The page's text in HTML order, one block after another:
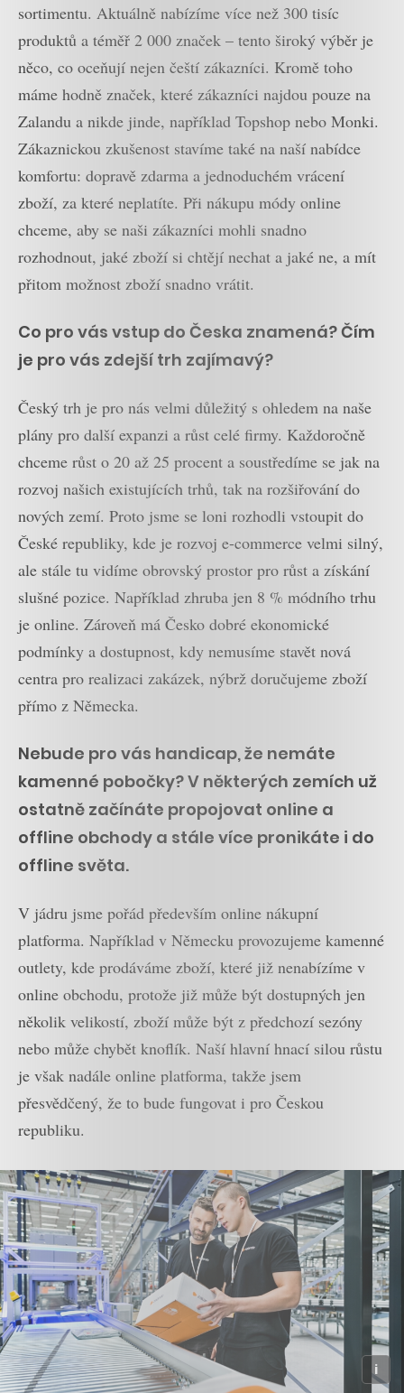
sortimentu. Aktuálně nabízíme více než 300 tisíc
produktů a téměř 2 000 značek – tento široký výběr je
něco, co oceňují nejen čeští zákazníci. Kromě toho
máme hodně značek, které zákazníci najdou pouze na
Zalandu a nikde jinde, například Topshop nebo Monki.
Zákaznickou zkušenost stavíme také na naší nabídce
komfortu: dopravě zdarma a jednoduchém vrácení
zboží, za které neplatíte. Při nákupu módy online
chceme, aby se naši zákazníci mohli snadno
rozhodnout, jaké zboží si chtějí nechat a jaké ne, a mít
přitom možnost zboží snadno vrátit.
Co pro vás vstup do Česka znamená? Čím
je pro vás zdejší trh zajímavý?
Český trh je pro nás velmi důležitý s ohledem na naše
plány pro další expanzi a růst celé firmy. Každoročně
chceme růst o 20 až 25 procent a soustředíme se jak na
rozvoj našich existujících trhů, tak na rozšiřování do
nových zemí. Proto jsme se loni rozhodli vstoupit do
České republiky, kde je rozvoj e-commerce velmi silný,
ale stále tu vidíme obrovský prostor pro růst a získání
slušné pozice. Například zhruba jen 8 % módního trhu
je online. Zároveň má Česko dobré ekonomické
podmínky a dostupnost, kdy nemusíme stavět nová
centra pro realizaci zakázek, nýbrž doručujeme zboží
přímo z Německa.
Nebude pro vás handicap, že nemáte
kamenné pobočky? V některých zemích už
ostatně začínáte propojovat online a
offline obchody a stále více pronikáte i do
offline světa.
V jádru jsme pořád především online nákupní
platforma. Například v Německu provozujeme kamenné
outlety, kde prodáváme zboží, které již nenabízíme v
online obchodu, protože již může být dostupných jen
několik velikostí, zboží může být z předchozí sezóny
nebo může chybět knoflík. Naší hlavní hnací silou růstu
je však nadále online platforma, takže jsem
přesvědčený, že to bude fungovat i pro Českou
republiku.